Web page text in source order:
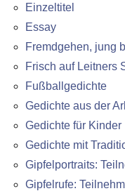
Einzeltitel
Essay
Fremdgehen, jung
Frisch auf Leitners
Fußballgedichte
Gedichte aus der
Gedichte für Kinder
Gedichte mit
Gipfelportraits:
Gipfelrufe: